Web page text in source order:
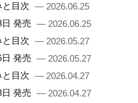
と目次 — 2026.06.25
発売 — 2026.06.25
と目次 — 2026.05.27
発売 — 2026.05.27
と目次 — 2026.04.27
発売 — 2026.04.27